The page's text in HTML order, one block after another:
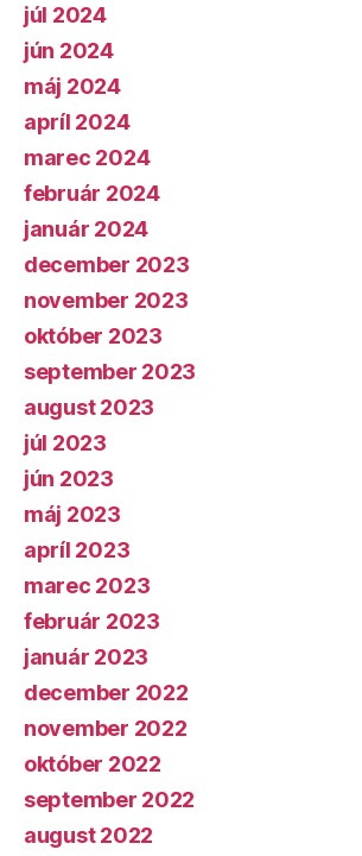
júl 2024
jún 2024
máj 2024
apríl 2024
marec 2024
február 2024
január 2024
december 2023
november 2023
október 2023
september 2023
august 2023
júl 2023
jún 2023
máj 2023
apríl 2023
marec 2023
február 2023
január 2023
december 2022
november 2022
október 2022
september 2022
august 2022